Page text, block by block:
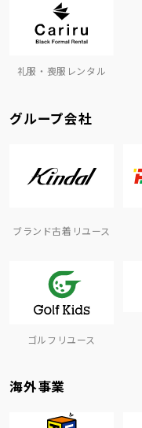
礼服・喪服レンタル
グループ会社
ブランド古着リユース
ゴルフリユース
海外事業